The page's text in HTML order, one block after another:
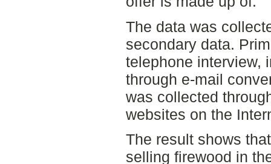
The data was
secondary data.
telephone interview,
through e-mail
was collected
websites on the
The result shows
selling firewood in